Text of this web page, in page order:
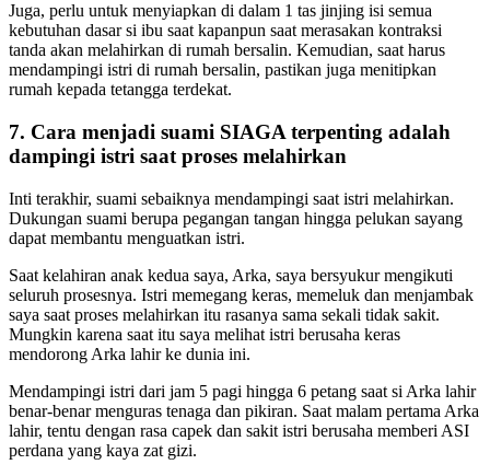
Juga, perlu untuk menyiapkan di dalam 1 tas jinjing isi semua
kebutuhan dasar si ibu saat kapanpun saat merasakan kontraksi
tanda akan melahirkan di rumah bersalin. Kemudian, saat harus
mendampingi istri di rumah bersalin, pastikan juga menitipkan
rumah kepada tetangga terdekat.
7. Cara menjadi suami SIAGA terpenting adalah
dampingi istri saat proses melahirkan
Inti terakhir, suami sebaiknya mendampingi saat istri melahirkan.
Dukungan suami berupa pegangan tangan hingga pelukan sayang
dapat membantu menguatkan istri.
Saat kelahiran anak kedua saya, Arka, saya bersyukur mengikuti
seluruh prosesnya. Istri memegang keras, memeluk dan menjambak
saya saat proses melahirkan itu rasanya sama sekali tidak sakit.
Mungkin karena saat itu saya melihat istri berusaha keras
mendorong Arka lahir ke dunia ini.
Mendampingi istri dari jam 5 pagi hingga 6 petang saat si Arka lahir
benar-benar menguras tenaga dan pikiran. Saat malam pertama Arka
lahir, tentu dengan rasa capek dan sakit istri berusaha memberi ASI
perdana yang kaya zat gizi.